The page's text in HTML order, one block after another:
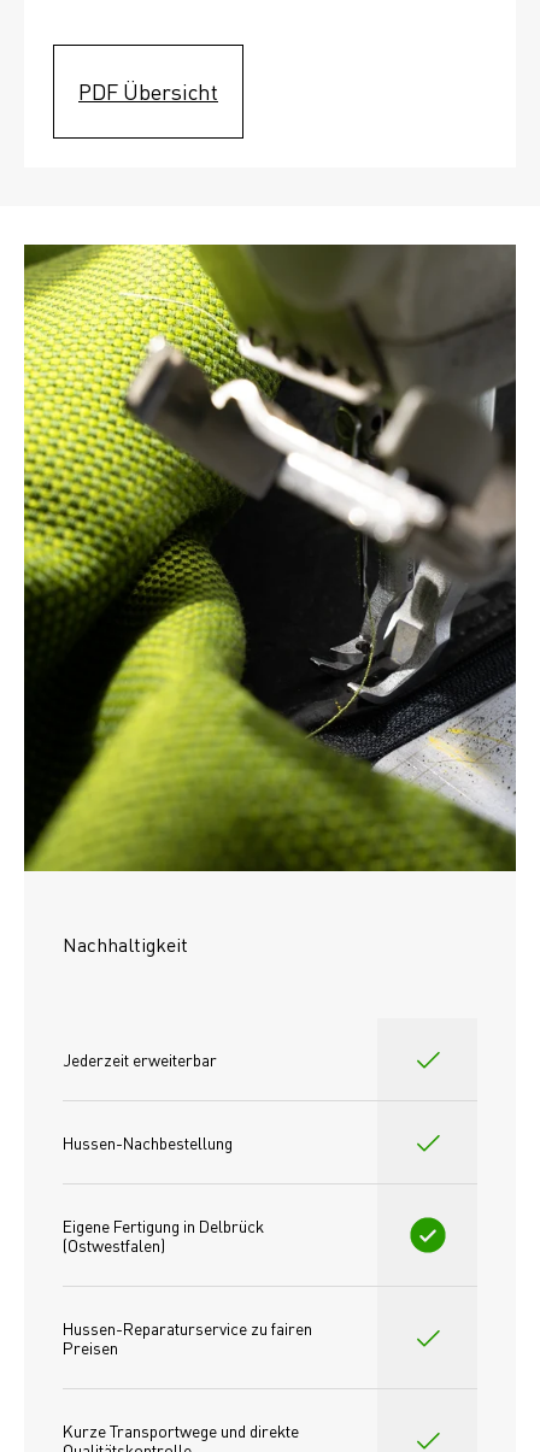
PDF Übersicht
Nachhaltigkeit
Jederzeit erweiterbar
Hussen-Nachbestellung
Eigene Fertigung in Delbrück
(Ostwestfalen)
Hussen-Reparaturservice zu fairen
Preisen​
Kurze Transportwege und direkte